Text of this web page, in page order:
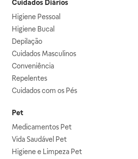
Cuidados Diários
Higiene Pessoal
Higiene Bucal
Depilação
Cuidados Masculinos
Conveniência
Repelentes
Cuidados com os Pés
Pet
Medicamentos Pet
Vida Saudável Pet
Higiene e Limpeza Pet